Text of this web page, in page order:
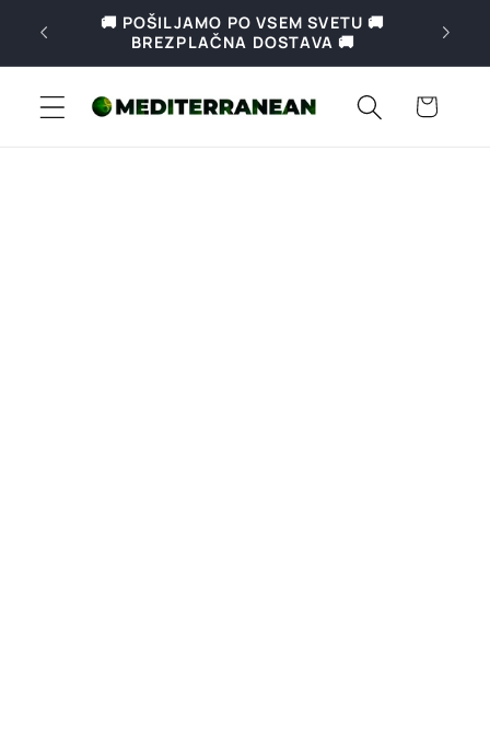
na
🚚 POŠILJAMO PO VSEM SVETU 🚚
BREZPLAČNA DOSTAVA 🚚
🚚
69€
Košarica